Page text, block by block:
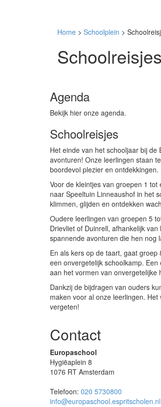
Home > Schoolplein >
Schoolreisjes
Agenda
Bekijk hier onze agenda.
Schoolreisjes
Het einde van het schooljaar bij
avonturen! Onze leerlingen staan
boordevol plezier en ontdekkingen.
Voor de kleintjes van groepen 1
naar Speeltuin Linneaushof in het
klimmen, glijden en ontdekken
Oudere leerlingen van groepen 5
Drievliet of Duinrell, afhankelijk
spannende avonturen die hen nog
En als kers op de taart, gaat
een onvergetelijk schoolkamp.
aan het vormen van
Dankzij de bijdragen van ouders
maken voor al onze leerlingen.
vergeten!
Contact
Europaschool
Hygiëaplein 8
1076 RT Amsterdam
Telefoon: 020 5730800
info@europaschool.espritscholen.nl